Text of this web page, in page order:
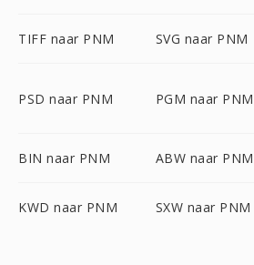
TIFF naar PNM SVG naar PNM
PSD naar PNM PGM naar PNM
BIN naar PNM ABW naar PNM
KWD naar PNM SXW naar PNM